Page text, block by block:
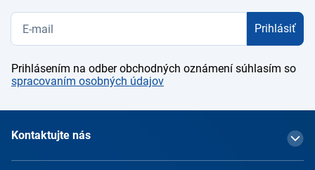
Prihlásiť
Prihlásením na odber obchodných oznámení súhlasím so
spracovaním osobných údajov
Kontaktujte nás